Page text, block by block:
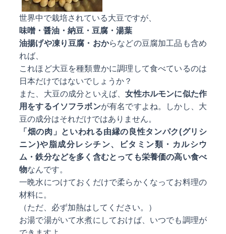
世界中で栽培されている大豆ですが、
味噌・醤油・納豆・豆腐・湯葉
油揚げや凍り豆腐・おからなどの豆腐加工品も含め
れば、
これほど大豆を種類豊かに調理して食べているのは
日本だけではないでしょうか？
また、大豆の成分といえば、女性ホルモンに似た作
用をするイソフラボンが有名ですよね。しかし、大
豆の成分はそれだけではありません。
「畑の肉」といわれる由縁の良性タンパク(グリシ
ニン)や脂成分レシチン、ビタミン類・カルシウ
ム・鉄分などを多く含むとっても栄養価の高い食べ
物なんです。
一晩水につけておくだけで柔らかくなってお料理の
材料に。
（ただ、必ず加熱はしてください。）
お湯で湯がいて水煮にしておけば、いつでも調理が